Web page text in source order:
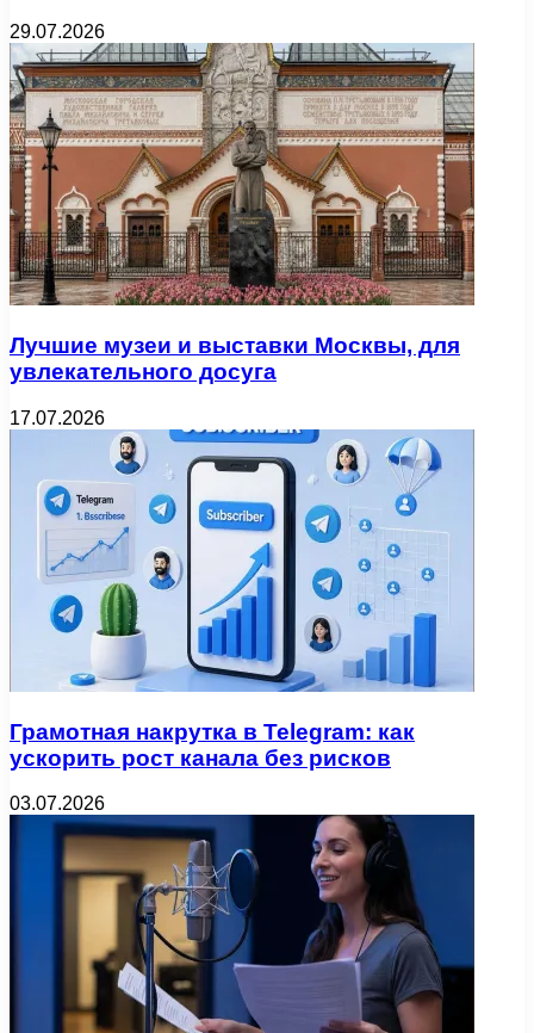
29.07.2026
Лучшие музеи и выставки Москвы, для
увлекательного досуга
17.07.2026
Грамотная накрутка в Telegram: как
ускорить рост канала без рисков
03.07.2026